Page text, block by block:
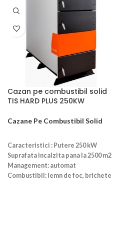
Cazan pe combustibil solid
TIS HARD PLUS 250KW
Cazane Pe Combustibil Solid
Caracteristici : Putere 250 kW
Suprafata incalzita pana la 2500 m2
Management: automat
Combustibil: lemn de foc, brichete